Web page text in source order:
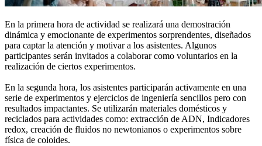
En la primera hora de actividad se realizará una demostración
dinámica y emocionante de experimentos sorprendentes, diseñados
para captar la atención y motivar a los asistentes. Algunos
participantes serán invitados a colaborar como voluntarios en la
realización de ciertos experimentos.
En la segunda hora, los asistentes participarán activamente en una
serie de experimentos y ejercicios de ingeniería sencillos pero con
resultados impactantes. Se utilizarán materiales domésticos y
reciclados para actividades como: extracción de ADN, Indicadores
redox, creación de fluidos no newtonianos o experimentos sobre
física de coloides.